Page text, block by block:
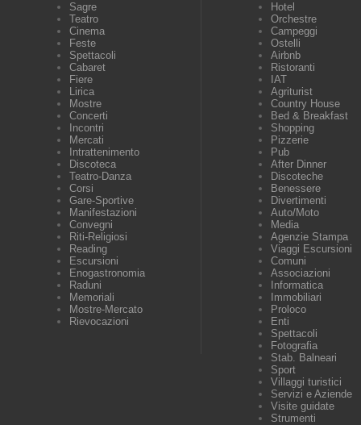
Sagre
Teatro
Cinema
Feste
Spettacoli
Cabaret
Fiere
Lirica
Mostre
Concerti
Incontri
Mercati
Intrattenimento
Discoteca
Teatro-Danza
Corsi
Gare-Sportive
Manifestazioni
Convegni
Riti-Religiosi
Reading
Escursioni
Enogastronomia
Raduni
Memoriali
Mostre-Mercato
Rievocazioni
Hotel
Orchestre
Campeggi
Ostelli
Airbnb
Ristoranti
IAT
Agriturist
Country House
Bed & Breakfast
Shopping
Pizzerie
Pub
After Dinner
Discoteche
Benessere
Divertimenti
Auto/Moto
Media
Agenzie Stampa
Viaggi Escursioni
Comuni
Associazioni
Informatica
Immobiliari
Proloco
Enti
Spettacoli
Fotografia
Stab. Balneari
Sport
Villaggi turistici
Servizi e Aziende
Visite guidate
Strumenti